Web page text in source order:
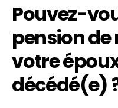
Pouvez-
pension de
votre
décédé(e)